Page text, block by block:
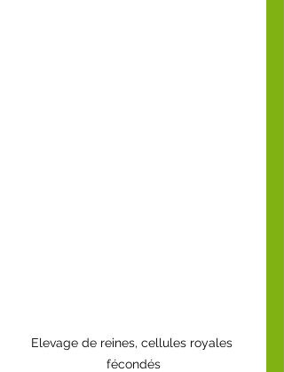
Elevage de reines, cellules royales
fécondés